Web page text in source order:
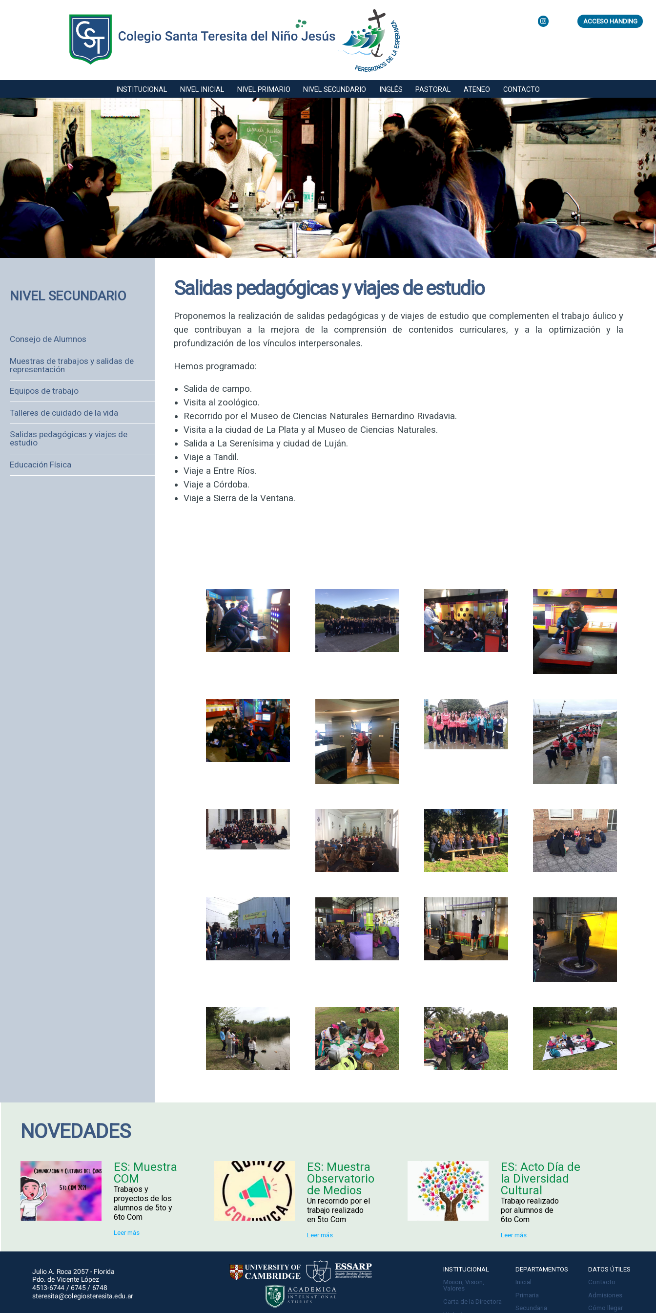
ACCESO HANDING
INSTITUCIONAL NIVEL INICIAL NIVEL PRIMARIO NIVEL SECUNDARIO INGLÉS PASTORAL ATENEO CONTACTO
NIVEL SECUNDARIO
Consejo de Alumnos
Muestras de trabajos y salidas de
representación
Equipos de trabajo
Talleres de cuidado de la vida
Salidas pedagógicas y viajes de
estudio
Educación Física
Salidas pedagógicas y viajes de estudio
Proponemos la realización de salidas pedagógicas y de viajes de estudio que complementen el trabajo áulico y
que contribuyan a la mejora de la comprensión de contenidos curriculares, y a la optimización y la
profundización de los vínculos interpersonales.
Hemos programado:
Salida de campo.
Visita al zoológico.
Recorrido por el Museo de Ciencias Naturales Bernardino Rivadavia.
Visita a la ciudad de La Plata y al Museo de Ciencias Naturales.
Salida a La Serenísima y ciudad de Luján.
Viaje a Tandil.
Viaje a Entre Ríos.
Viaje a Córdoba.
Viaje a Sierra de la Ventana.
NOVEDADES
ES: Muestra
COM
Trabajos y
proyectos de los
alumnos de 5to y
6to Com
Leer más
ES: Muestra
Observatorio
de Medios
Un recorrido por el
trabajo realizado
en 5to Com
Leer más
ES: Acto Día de
la Diversidad
Cultural
Trabajo realizado
por alumnos de
6to Com
Leer más
INSTITUCIONAL
Mision, Vision,
Valores
Carta de la Directora
DEPARTAMENTOS
Inicial
Primaria
Secundaria
DATOS ÚTILES
Contacto
Admisiones
Cómo llegar